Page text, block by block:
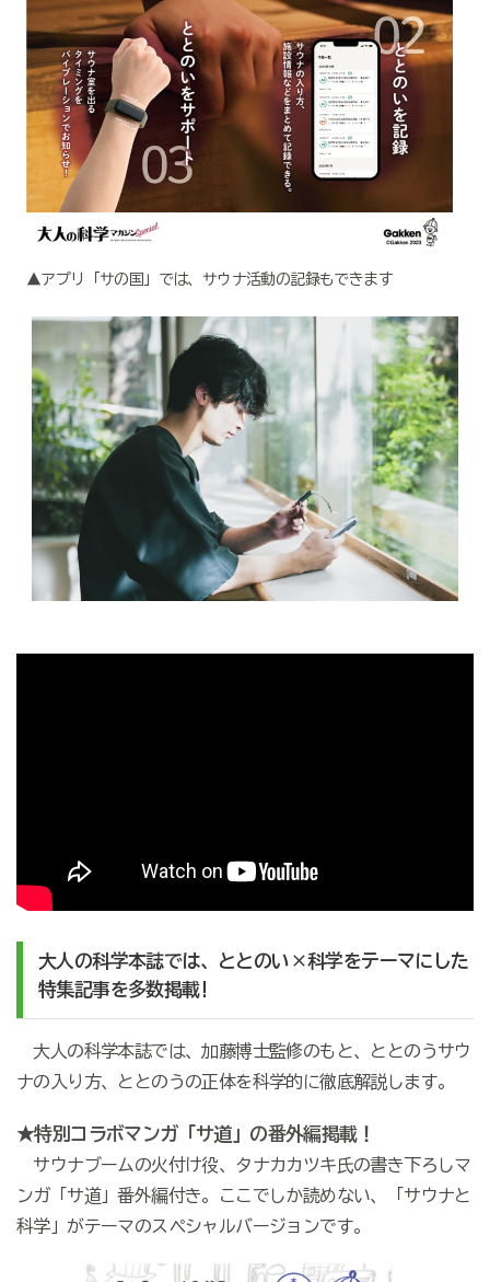
▲アプリ「サの国」では、サウナ活動の記録もできます
大人の科学本誌では、ととのい×科学をテーマにした
特集記事を多数掲載!
大人の科学本誌では、加藤博士監修のもと、ととのうサウ
ナの入り方、ととのうの正体を科学的に徹底解説します。
★特別コラボマンガ「サ道」の番外編掲載！
サウナブームの火付け役、タナカカツキ氏の書き下ろしマ
ンガ「サ道」番外編付き。ここでしか読めない、「サウナと
科学」がテーマのスペシャルバージョンです。